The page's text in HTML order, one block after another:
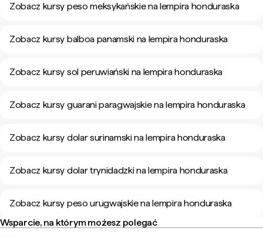
Zobacz kursy peso meksykańskie na lempira honduraska
Zobacz kursy balboa panamski na lempira honduraska
Zobacz kursy sol peruwiański na lempira honduraska
Zobacz kursy guarani paragwajskie na lempira honduraska
Zobacz kursy dolar surinamski na lempira honduraska
Zobacz kursy dolar trynidadzki na lempira honduraska
Zobacz kursy peso urugwajskie na lempira honduraska
Wsparcie, na którym możesz polegać